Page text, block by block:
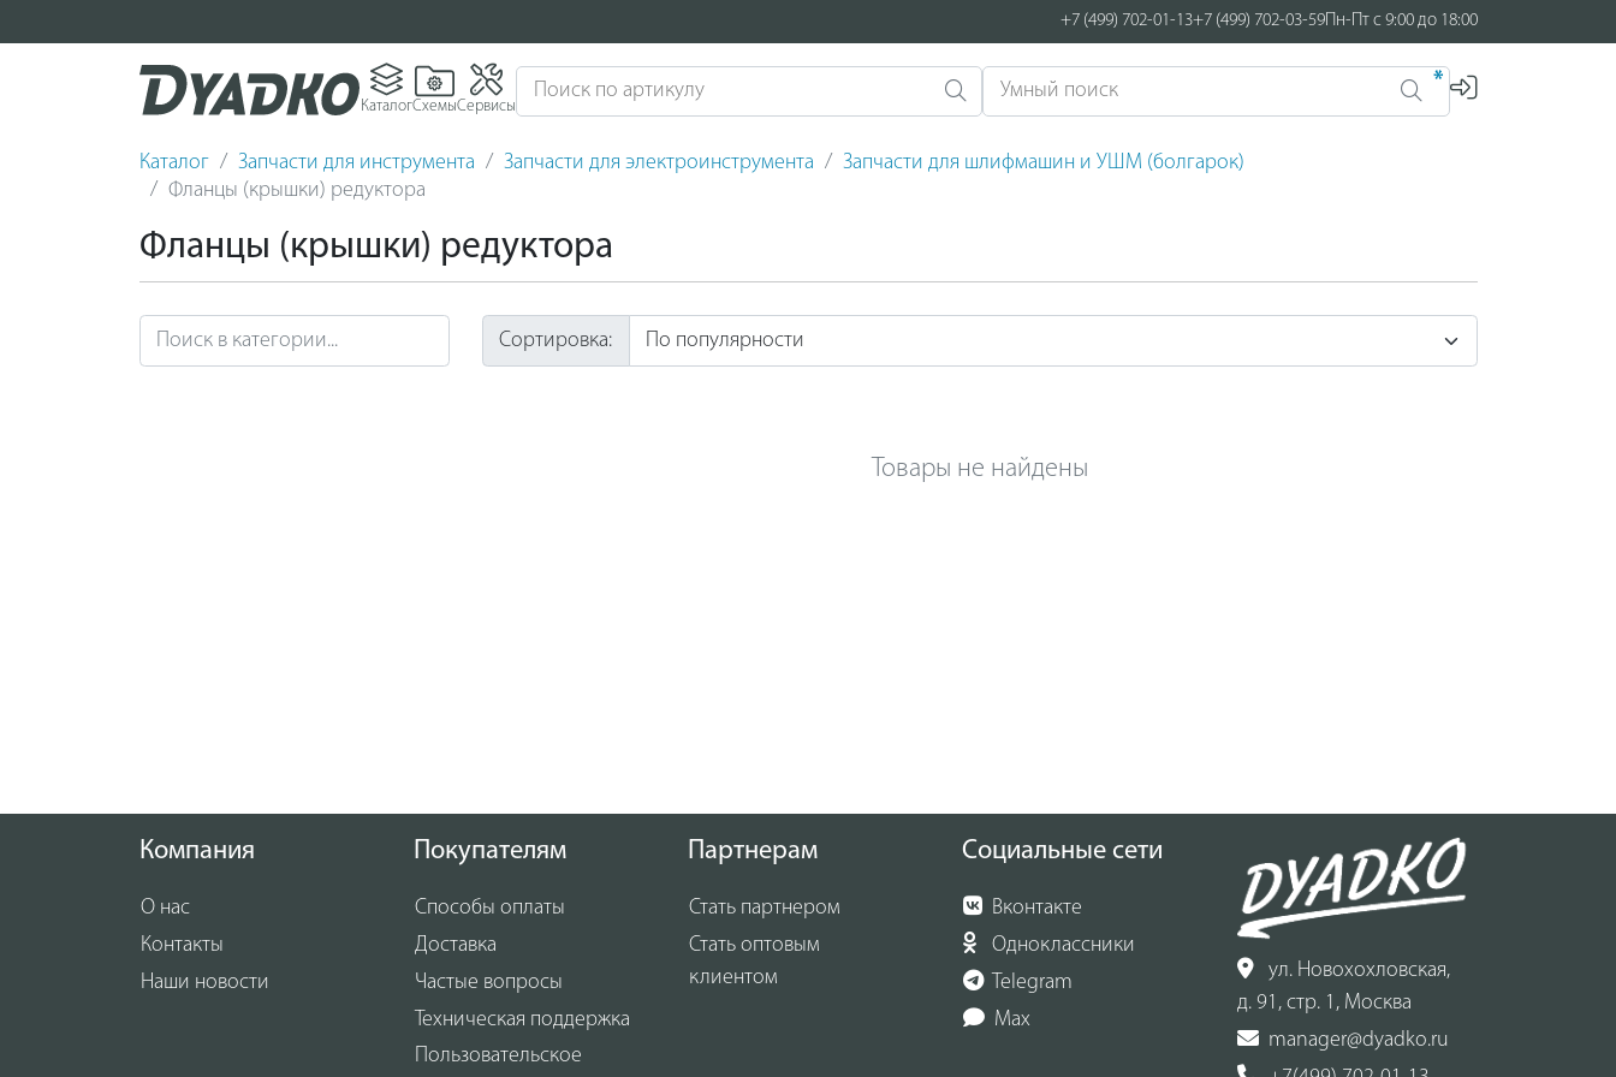
+7 (499) 702-01-13+7 (499) 702-03-59Пн-Пт с 9:00 до 18:00
КаталогСхемыСервисы
*
Каталог Запчасти для инструмента Запчасти для электроинструмента
Запчасти для шлифмашин и УШМ (болгарок)
Фланцы (крышки) редуктора
Фланцы (крышки) редуктора
Сортировка:
Товары не найдены
Компания
О нас
Контакты
Наши новости
Покупателям
Способы оплаты
Доставка
Частые вопросы
Техническая поддержка
Пользовательское
Партнерам
Стать партнером
Стать оптовым
клиентом
Социальные сети
Вконтакте
Одноклассники
Telegram
Max
ул. Новохохловская,
д. 91, стр. 1, Москва
manager@dyadko.ru